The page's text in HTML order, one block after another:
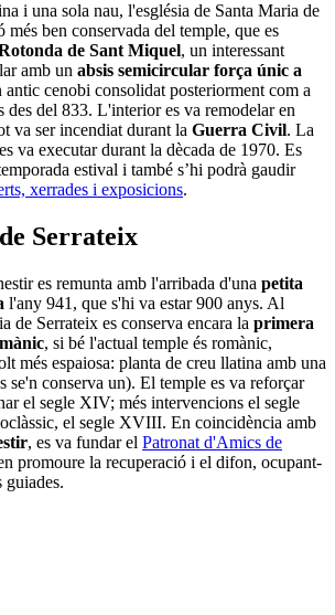
i una sola nau, l'església de Santa Maria de
ben conservada del temple, que es
de Sant Miquel, un interessant
amb un absis semicircular força únic a
antic cenobi consolidat posteriorment com a
des del 833. L'interior es va remodelar en
va ser incendiat durant la Guerra Civil. La
va executar durant la dècada de 1970. Es
estival i també s’hi podrà gaudir
xerrades i exposicions.
Serrateix
es remunta amb l'arribada d'una petita
l'any 941, que s'hi va estar 900 anys. Al
de Serrateix es conserva encara la primera
, si bé l'actual temple és romànic,
més espaiosa: planta de creu llatina amb una
se'n conserva un). El temple es va reforçar
el segle XIV; més intervencions el segle
el segle XVIII. En coincidència amb
, es va fundar el Patronat d'Amics de
promoure la recuperació i el difon, ocupant-
guiades.